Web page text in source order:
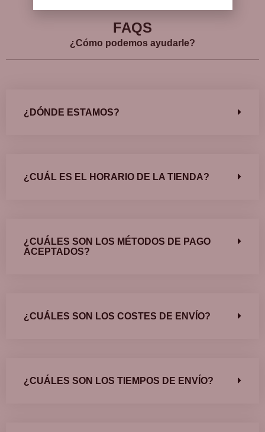
FAQS
¿Cómo podemos ayudarle?
¿DÓNDE ESTAMOS?
¿CUÁL ES EL HORARIO DE LA TIENDA?
¿CUÁLES SON LOS MÉTODOS DE PAGO
ACEPTADOS?
¿CUÁLES SON LOS COSTES DE ENVÍO?
¿CUÁLES SON LOS TIEMPOS DE ENVÍO?